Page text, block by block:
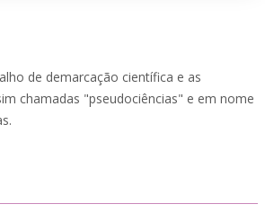
de demarcação científica e as
chamadas "pseudociências" e em nome